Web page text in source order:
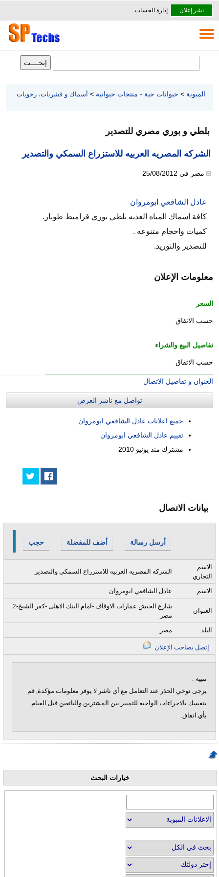
نشر إعلان إدارة الحساب
المبوبة > حيوانات حية - منتجات حيوانية > أسماك و قشريات، رخويات
بلطي و بوري مصري للتصدير
الشركه المصريه العربيه للاستزراع السمكي والتصدير
مصر في 25/08/2012
عادل الشافعي ابومروان
كافة اسماك المياه العذبه بلطي بوري قراميط طوبار.
كميات واحجام متنوعه .
للتصدير والتوريد.
معلومات الإعلان
السعر
حسب الاتفاق
تفاصيل البيع والشراء
حسب الاتفاق
العنوان و تفاصيل الاتصال
تواصل مع ناشر العرض
جميع اعلانات عادل الشافعي ابومروان
تقييم عادل الشافعي ابومروان
مشترك منذ يونيو 2010
بيانات الاتصال
حجب أضف للمفضلة أرسل رسالة
الشركه المصريه العربيه للاستزراع السمكي والتصدير
الاسم
التجاري
عادل الشافعي ابومروان
الاسم
2شارع الجيش عمارات الاوقاف -امام البنك الاهلى -كفر الشيخ-
مصر
العنوان
مصر البلد
تنبيه :
يرجى توخي الحذر عند التعامل مع أي ناشر لا يوفر معلومات مؤكدة, قم
بنفسك بالاجراءات الواجبة للتمييز بين المشترين والبائعين قبل القيام
بأي اتفاق.
خيارات البحث